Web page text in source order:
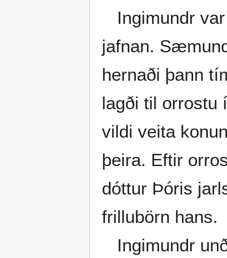
Ingimundr
jafnan.
hernaði þann
lagði til orrostu
vildi veita
þeira. Eftir
dóttur Þóris
frillubörn hans.
Ingimundr